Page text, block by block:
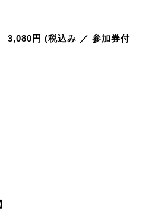
3,080円 (税込み ／ 参加券付